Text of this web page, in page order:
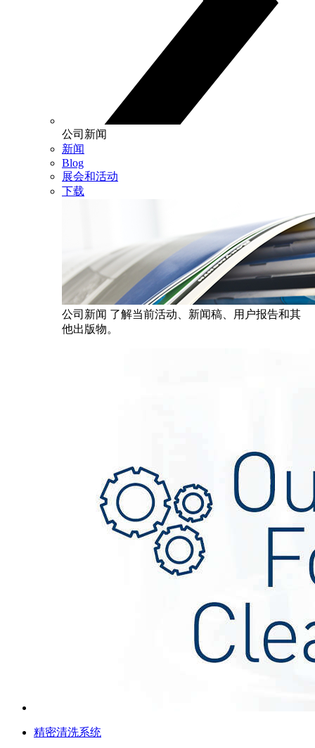
公司新闻
新闻
Blog
展会和活动
下载
公司新闻 了解当前活动、新闻稿、用户报告和其
他出版物。
精密清洗系统